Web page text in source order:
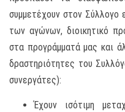
συμμετέχουν στον Σύλλογο
των αγώνων, διοικητικό
στα προγράμματά μας και
δραστηριότητες του
συνεργάτες):
Έχουν ισότιμη